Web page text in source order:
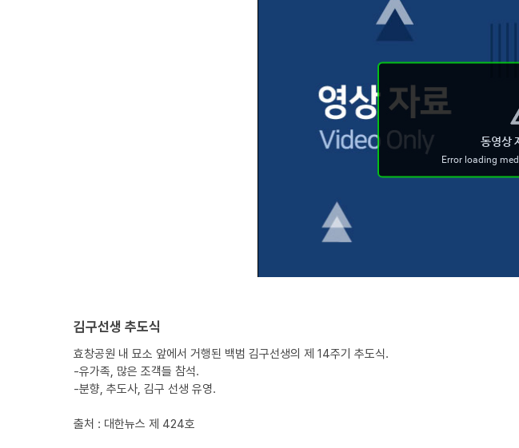
김구선생 추도식
효창공원 내 묘소 앞에서 거행된 백범 김구선생의 제 14주기 추도식.
-유가족, 많은 조객들 참석.
-분향, 추도사, 김구 선생 유영.
출처 : 대한뉴스 제 424호